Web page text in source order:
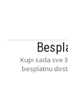
Kupi sada sve
besplatnu